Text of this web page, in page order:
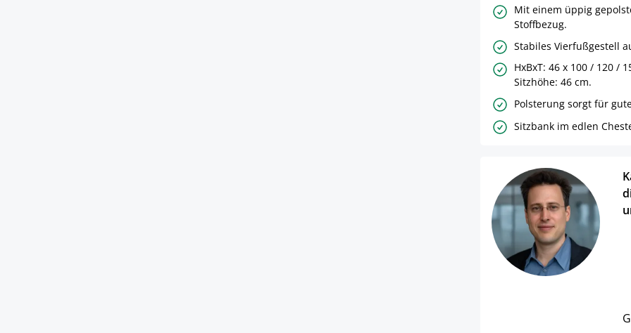
Mit einem üppig
Stoffbezug.
Stabiles Vierfußgestell
HxBxT: 46 x 100 / 120 /
Sitzhöhe: 46 cm.
Polsterung sorgt für
Sitzbank im edlen